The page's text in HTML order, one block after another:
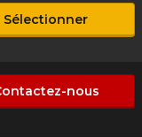
Sélectionner
nous